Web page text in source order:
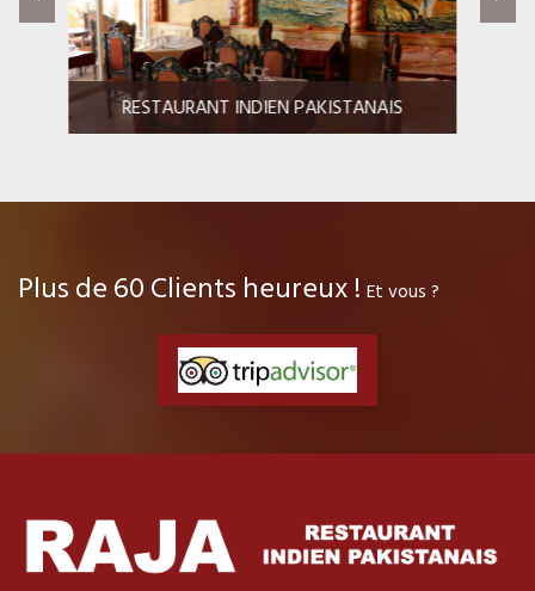
RESTAURANT INDIEN PAKISTANAIS
Plus de60Clients heureux ! Et vous ?